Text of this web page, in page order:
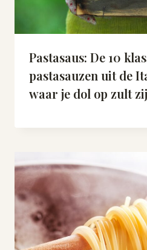
Pastasaus: De 10
pastasauzen uit de
waar je dol op zult